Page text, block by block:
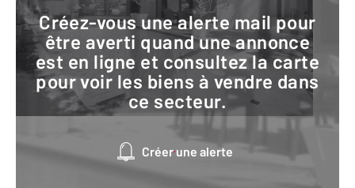
Créez-vous une alerte mail pour
être averti quand une annonce
est en ligne et consultez la carte
pour voir les biens à vendre dans
ce secteur.
Créer une alerte